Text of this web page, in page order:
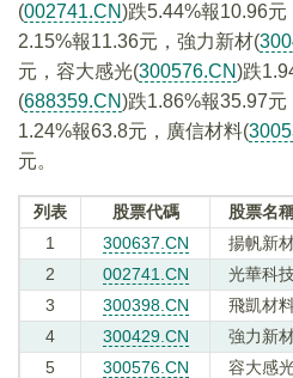
(002741.CN)跌5.44%報10.96元
2.15%報11.36元，強力新材(
元，容大感光(300576.CN)跌
(688359.CN)跌1.86%報35.97元
1.24%報63.8元，廣信材料(
元。
列表 股票代碼 股票名
1
300637.CN 揚帆新
2
002741.CN 光華科
3
300398.CN 飛凱材
4
300429.CN 強力新
5
300576.CN 容大感